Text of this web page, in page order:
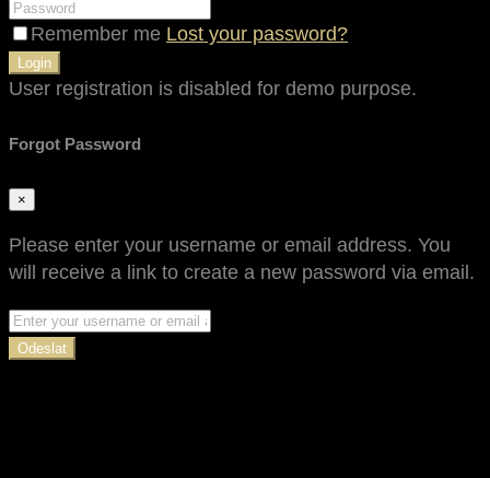
Remember me Lost your password?
Login
User registration is disabled for demo purpose.
Forgot Password
×
Please enter your username or email address. You
will receive a link to create a new password via email.
Odeslat